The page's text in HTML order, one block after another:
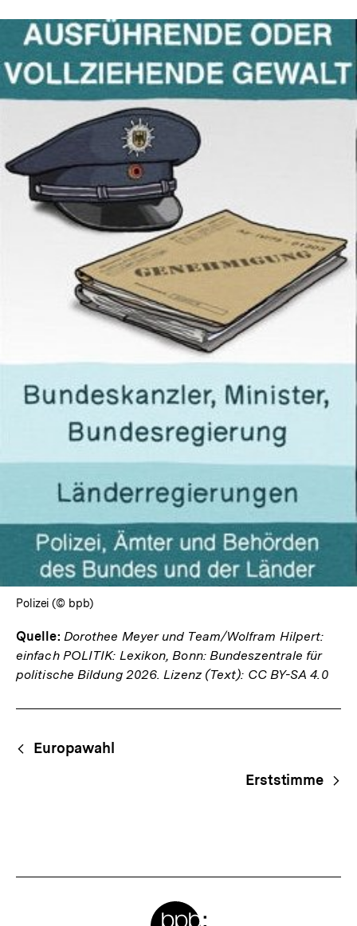
In
Lightbox
öffnen
Polizei (© bpb)
Quelle: Dorothee Meyer und Team/Wolfram Hilpert:
einfach POLITIK: Lexikon, Bonn: Bundeszentrale für
politische Bildung 2026. Lizenz (Text): CC BY-SA 4.0
Begriffsnavigation
Content-
Navigation
Europawahl
Erststimme